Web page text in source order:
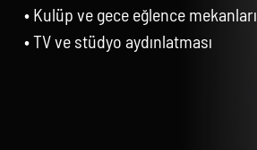
• Kulüp ve gece eğlence mekanları
• TV ve stüdyo aydınlatması